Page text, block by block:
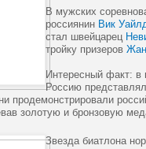
В мужских
россиянин Вик
стал швейцарец
тройку призеров
Интересный факт: в
Россию
продемонстрировали
золотую и бронзовую
Звезда биатлона